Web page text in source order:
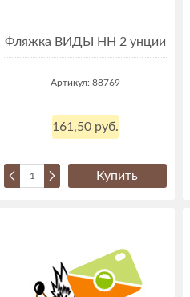
Фляжка ВИДЫ НН 2 унции
Артикул: 88769
161,50 руб.
Купить